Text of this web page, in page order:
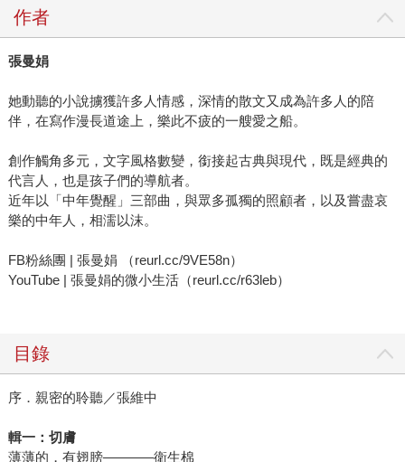
作者
張曼娟
她動聽的小說擄獲許多人情感，深情的散文又成為許多人的陪
伴，在寫作漫長道途上，樂此不疲的一艘愛之船。
創作觸角多元，文字風格數變，銜接起古典與現代，既是經典的
代言人，也是孩子們的導航者。
近年以「中年覺醒」三部曲，與眾多孤獨的照顧者，以及嘗盡哀
樂的中年人，相濡以沫。
FB粉絲團 | 張曼娟 （reurl.cc/9VE58n）
YouTube | 張曼娟的微小生活（reurl.cc/r63leb）
目錄
序．親密的聆聽／張維中
輯一：切膚
薄薄的，有翅膀–––––––衛生棉